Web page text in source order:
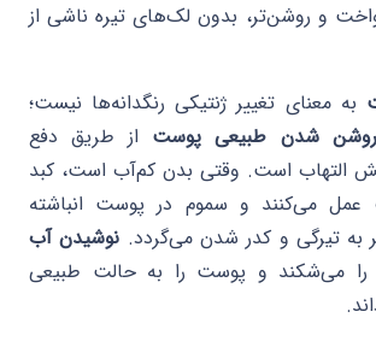
و روشن‌تر، بدون لک‌های تیره ناشی از
به معنای تغییر ژنتیکی رنگدانه‌ها نیست؛
روشن شدن طبیعی پوست از طریق دفع
التهاب است. وقتی بدن کم‌آب است، کبد
می‌کنند و سموم در پوست انباشته
به تیرگی و کدر شدن می‌گردد. نوشیدن آب
را می‌شکند و پوست را به حالت طبیعی